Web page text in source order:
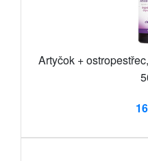
Artyčok +